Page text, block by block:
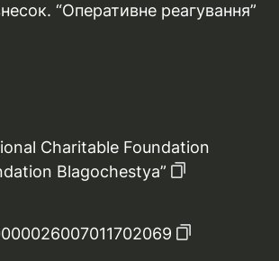
“Оперативне реагування”
Charitable Foundation
Blagochestya”